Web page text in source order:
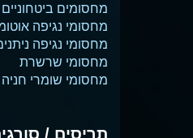
מחסומים ביטחוניים
מחסומי נגיפה
מחסומי נגיפה
מחסומי שרשרת
מחסומי שומרי חניה
תריסים /